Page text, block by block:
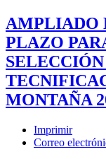
AMPLIADO
PLAZO
MONTAÑA
Imprimir
Correo